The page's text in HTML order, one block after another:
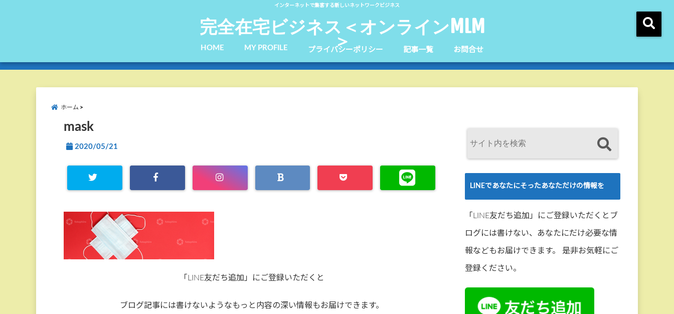
インターネットで集客する新しいネットワークビジネス
完全在宅ビジネス＜オンラインMLM
＞
HOME MY PROFILE プライバシーポリシー 記事一覧 お問合せ
ホーム
mask
2020/05/21
「LINE友だち追加」にご登録いただくと
ブログ記事には書けないようなもっと内容の深い情報もお届けできます。
LINEであなたにそったあなただけの情報を
「LINE友だち追加」にご登録いただくとブ
ログには書けない、あなたにだけ必要な情
報などもお届けできます。 是非お気軽にご
登録ください。